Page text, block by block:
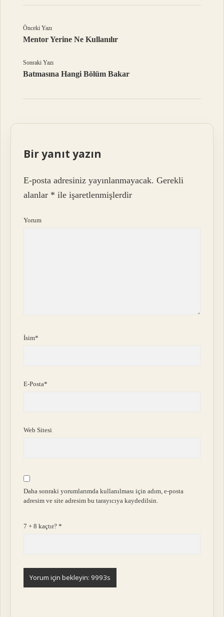
Önceki Yazı
Mentor Yerine Ne Kullanılır
Sonraki Yazı
Batmasına Hangi Bölüm Bakar
Bir yanıt yazın
E-posta adresiniz yayınlanmayacak. Gerekli
alanlar * ile işaretlenmişlerdir
Yorum
İsim*
E-Posta*
Web Sitesi
Daha sonraki yorumlarımda kullanılması için adım, e-posta
adresim ve site adresim bu tarayıcıya kaydedilsin.
7 + 8 kaçtır?*